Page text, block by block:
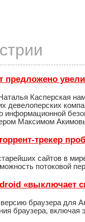
предложено
Касперская
девелоперских
информационной
Максимом
трекер
сайтов в
потоковой
«выключает
браузера для
браузера, включая